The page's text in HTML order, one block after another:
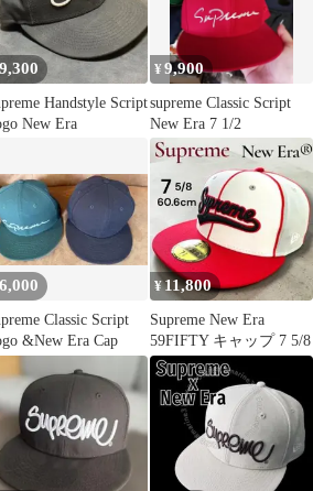
メンズ】
白 青 紺 帽子 メンズ帽
子 キャップ ロゴ ネイ
ビー 104H-86
9,300
Handstyle Script
New Era
¥9,900
supreme Classic Script
New Era 7 1/2
6,000
Classic Script
&New Era Cap
¥11,800
Supreme New Era
59FIFTY キャップ 7 5/8